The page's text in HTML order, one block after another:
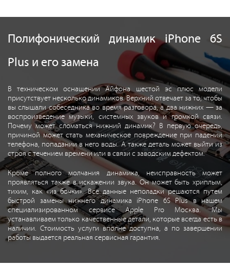
Полифонический динамик iPhone 6S
Plus и его замена
В техническом оснащении Айфона шестой эс плюс модели
присутствует несколько динамиков. Верхний отвечает за то, чтобы
вы слышали собеседника во время разговора, а два нижних — за
воспроизведение музыки, системных звуков и громкой связи.
Почему может сломаться нижний динамик? В первую очередь,
причиной может стать механическое повреждение при падении
телефона, попадании в него воды. А также деталь может выйти из
строя с течением времени или в связи с заводским дефектом.
Кроме полного молчания динамика, неисправность может
проявляться также в искажении звука. Он может быть хриплым,
тихим, как «из бочки». Все данные неполадки решаются путем
быстрой замены нижнего динамика iPhone 6S Plus в нашем
специализированном сервисе Apple Pro Москва. Мы
устанавливаем только качественные детали, которые всегда есть в
наличии. Стоимость услуги вполне доступна, а по завершении
работы выдается реальная сервисная гарантия.